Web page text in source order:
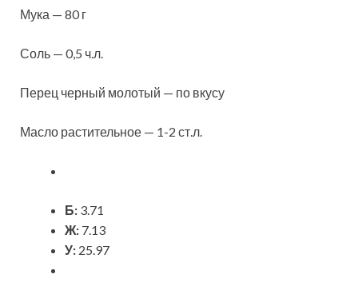
Мука — 80 г
Соль — 0,5 ч.л.
Перец черный молотый — по вкусу
Масло растительное — 1-2 ст.л.
Б: 3.71
Ж: 7.13
У: 25.97